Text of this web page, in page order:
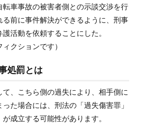
転車事故の被害者側との示談交渉を行
る前に事件解決ができるように、刑事
活動を依頼することにした。
ィクションです）
処罰とは
て、こちら側の過失により、相手側に
た場合には、刑法の「過失傷害罪」
成立する可能性があります。